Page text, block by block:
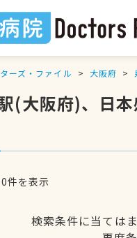
ーズ・ファイル 大阪府
(大阪府)、日
件を表示
検索条件に当ては